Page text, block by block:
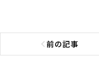
前の記事
前の記事へ